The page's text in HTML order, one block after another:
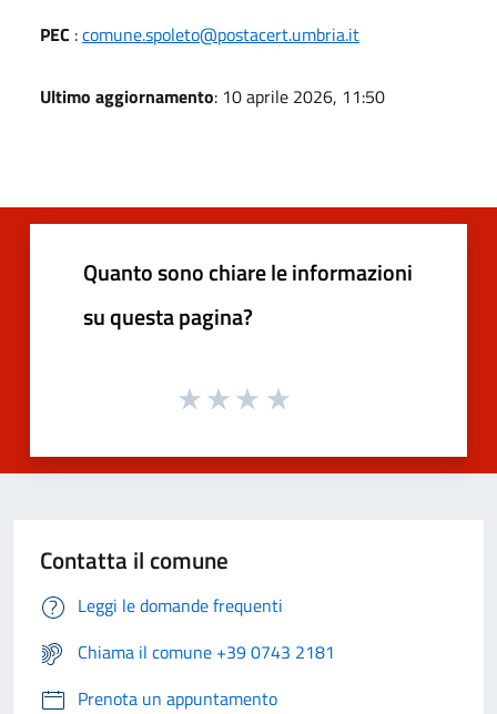
PEC :comune.spoleto@postacert.umbria.it
Ultimo aggiornamento: 10 aprile 2026, 11:50
Quanto sono chiare le informazioni
su questa pagina?
Contatta il comune
Leggi le domande frequenti
Chiama il comune +39 0743 2181
Prenota un appuntamento